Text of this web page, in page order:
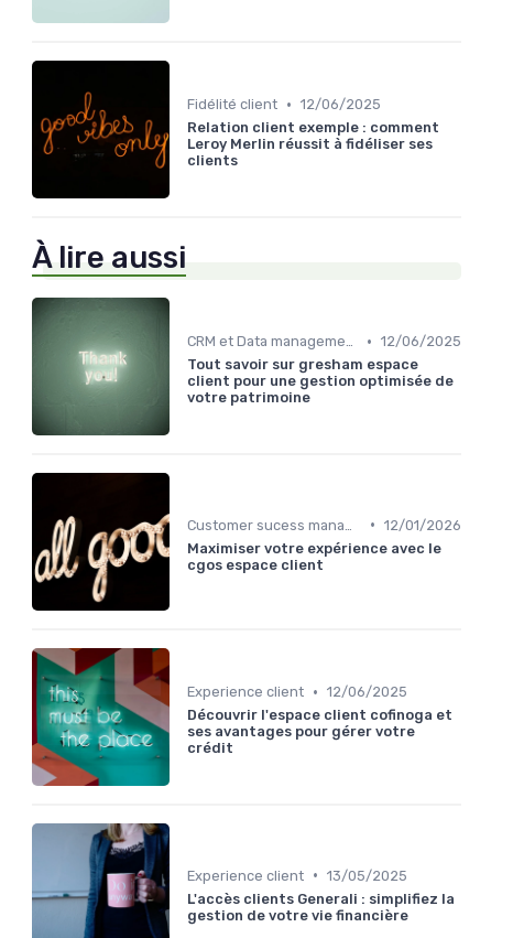
Fidélité client • 12/06/2025
Relation client exemple : comment
Leroy Merlin réussit à fidéliser ses
clients
À lire aussi
CRM et Data management plateforme • 12/06/2025
Tout savoir sur gresham espace
client pour une gestion optimisée de
votre patrimoine
• 12/01/2026
Maximiser votre expérience avec le
cgos espace client
Experience client • 12/06/2025
Découvrir l'espace client cofinoga et
ses avantages pour gérer votre
crédit
Experience client • 13/05/2025
L'accès clients Generali : simplifiez la
gestion de votre vie financière